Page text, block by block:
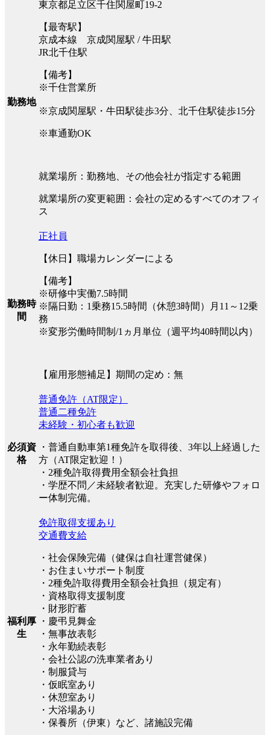
勤務地
東京都足立区千住関屋町19-2
【最寄駅】
京成本線 京成関屋駅 / 牛田駅
JR北千住駅
【備考】
※千住営業所
※京成関屋駅・牛田駅徒歩3分、北千住駅徒歩15分
※車通勤OK
就業場所：勤務地、その他会社が指定する範囲
就業場所の変更範囲：会社の定めるすべてのオフィ
ス
勤務時
間
正社員
【休日】職場カレンダーによる
【備考】
※研修中実働7.5時間
※隔日勤：1乗務15.5時間（休憩3時間）月11～12乗
務
※変形労働時間制/1ヵ月単位（週平均40時間以内）
【雇用形態補足】期間の定め：無
必須資
格
普通免許（AT限定）
普通二種免許
未経験・初心者も歓迎
・普通自動車第1種免許を取得後、3年以上経過した
方（AT限定歓迎！）
・2種免許取得費用全額会社負担
・学歴不問／未経験者歓迎。充実した研修やフォロ
ー体制完備。
福利厚
生
免許取得支援あり
交通費支給
・社会保険完備（健保は自社運営健保）
・お住まいサポート制度
・2種免許取得費用全額会社負担（規定有）
・資格取得支援制度
・財形貯蓄
・慶弔見舞金
・無事故表彰
・永年勤続表彰
・会社公認の洗車業者あり
・制服貸与
・仮眠室あり
・休憩室あり
・大浴場あり
・保養所（伊東）など、諸施設完備